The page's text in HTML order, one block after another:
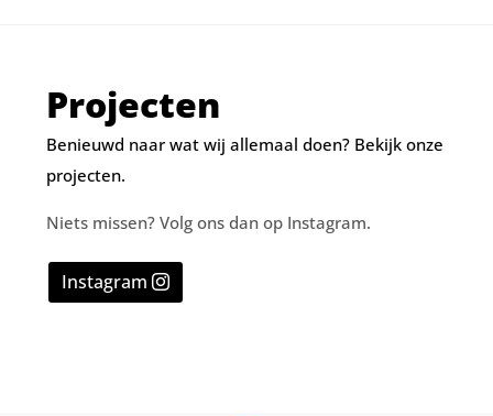
Projecten
Benieuwd naar wat wij allemaal doen? Bekijk onze
projecten.
Niets missen? Volg ons dan op Instagram.
Instagram